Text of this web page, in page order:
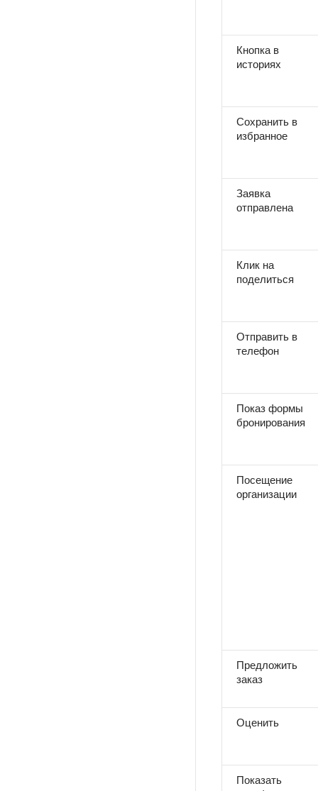
Кнопка в
историях
Сохранить в
избранное
Заявка
отправлена
Клик на
поделиться
Отправить в
телефон
Показ формы
бронирования
Посещение
организации
Предложить
заказ
Оценить
Показать